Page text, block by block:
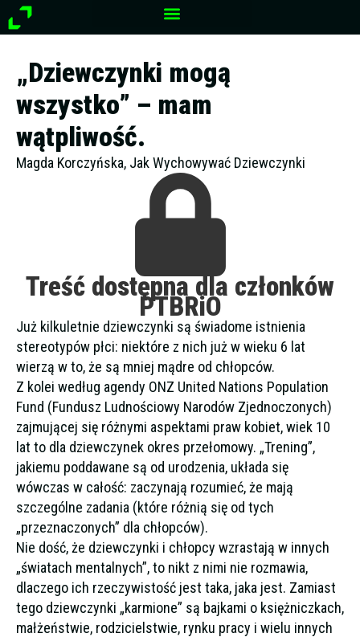
Przejdź
do
„Dziewczynki mogą
wszystko” – mam
wątpliwość.
Magda Korczyńska, Jak Wychowywać Dziewczynki
Treść dostępna dla członków
PTBRiO
Już kilkuletnie dziewczynki są świadome istnienia
stereotypów płci: niektóre z nich już w wieku 6 lat
wierzą w to, że są mniej mądre od chłopców.
Z kolei według agendy ONZ United Nations Population
Fund (Fundusz Ludnościowy Narodów Zjednoczonych)
zajmującej się różnymi aspektami praw kobiet, wiek 10
lat to dla dziewczynek okres przełomowy. „Trening”,
jakiemu poddawane są od urodzenia, układa się
wówczas w całość: zaczynają rozumieć, że mają
szczególne zadania (które różnią się od tych
„przeznaczonych” dla chłopców).
Nie dość, że dziewczynki i chłopcy wzrastają w innych
„światach mentalnych”, to nikt z nimi nie rozmawia,
dlaczego ich rzeczywistość jest taka, jaka jest. Zamiast
tego dziewczynki „karmione” są bajkami o księżniczkach,
małżeństwie, rodzicielstwie, rynku pracy i wielu innych